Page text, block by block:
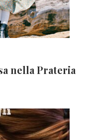
nella Prateria